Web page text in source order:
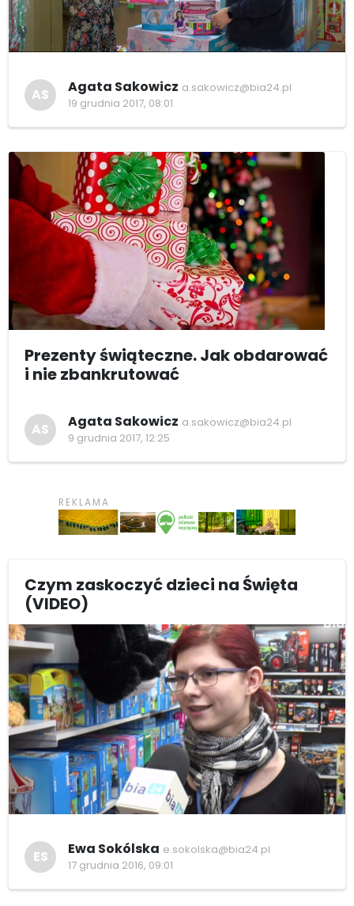
AS Agata Sakowicz a.sakowicz@bia24.pl
19 grudnia 2017, 08:01
Prezenty świąteczne. Jak obdarować
i nie zbankrutować
AS Agata Sakowicz a.sakowicz@bia24.pl
9 grudnia 2017, 12:25
Czym zaskoczyć dzieci na Święta
(VIDEO)
ES Ewa Sokólska e.sokolska@bia24.pl
17 grudnia 2016, 09:01